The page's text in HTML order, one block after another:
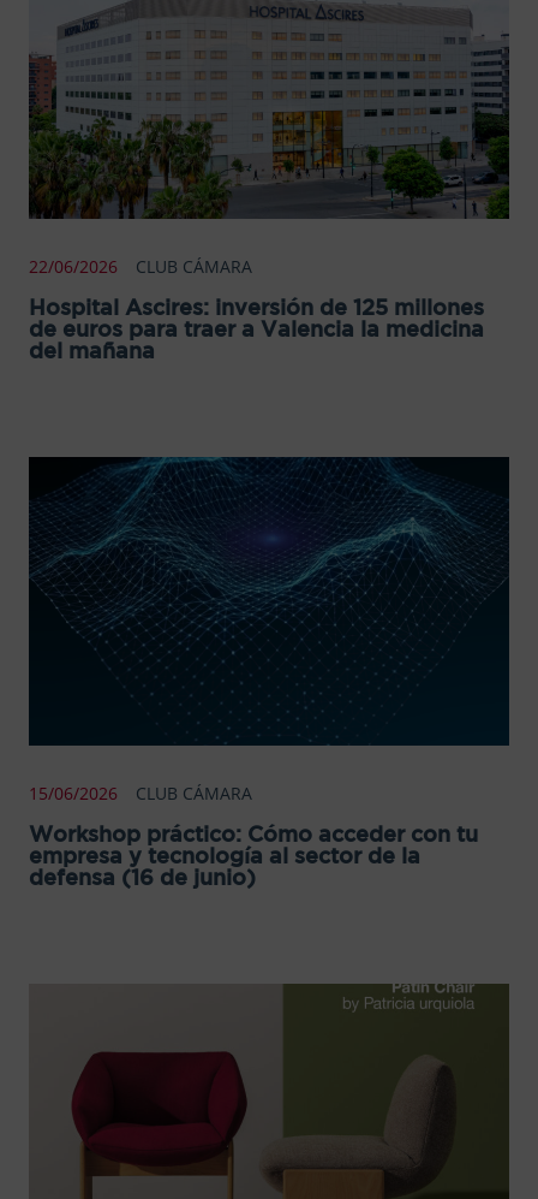
22/06/2026 CLUB CÁMARA
Hospital Ascires: inversión de 125 millones
de euros para traer a Valencia la medicina
del mañana
15/06/2026 CLUB CÁMARA
Workshop práctico: Cómo acceder con tu
empresa y tecnología al sector de la
defensa (16 de junio)